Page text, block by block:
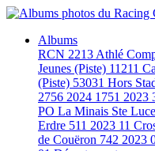
Albums
RCN 2213 Athlé
Jeunes (Piste) 11211
(Piste) 53031 Hors
2756 2024 1751 2023
PO La Minais Ste Luce
Erdre 511 2023 11
de Couëron 742 2023